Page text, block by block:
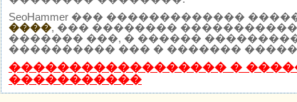
SeoHammer ��� �������������
����, ��� ��������
������� ���, � ������
���������� ��� � �������
������������������ �
�����������